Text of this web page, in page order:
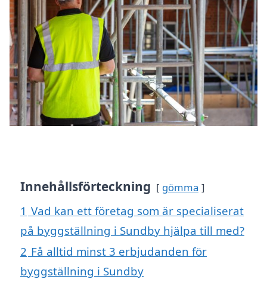
Innehållsförteckning gömma
1 Vad kan ett företag som är specialiserat
på byggställning i Sundby hjälpa till med?
2 Få alltid minst 3 erbjudanden för
byggställning i Sundby